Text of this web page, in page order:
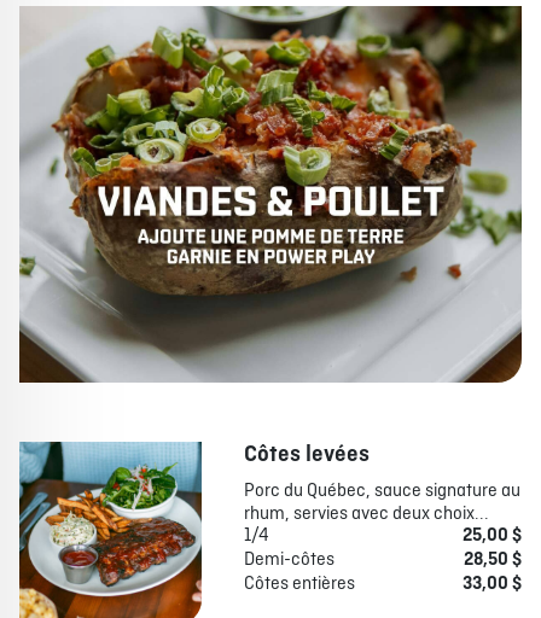
Côtes levées
Porc du Québec, sauce signature au
rhum, servies avec deux choix...
1/4
25,00 $
Demi-côtes
28,50 $
Côtes entières
33,00 $